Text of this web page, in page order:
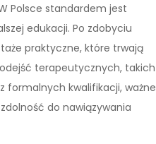
Polsce standardem jest
edukacji. Po zdobyciu
praktyczne, które trwają
terapeutycznych, takich
formalnych kwalifikacji, ważne
do nawiązywania